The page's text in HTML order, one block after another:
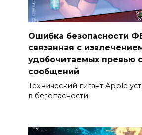
Ошибка безопасности
связанная с
удобочитаемых превью
сообщений
Технический гигант Apple
в безопасности